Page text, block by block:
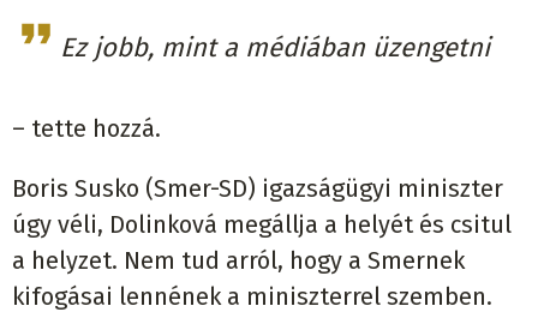
Ez jobb, mint a médiában üzengetni
– tette hozzá.
Boris Susko (Smer-SD) igazságügyi miniszter
úgy véli, Dolinková megállja a helyét és csitul
a helyzet. Nem tud arról, hogy a Smernek
kifogásai lennének a miniszterrel szemben.